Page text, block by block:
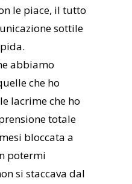
le piace, il tutto
sottile
abbiamo
che ho
lacrime che ho
totale
bloccata a
potermi
si staccava dal